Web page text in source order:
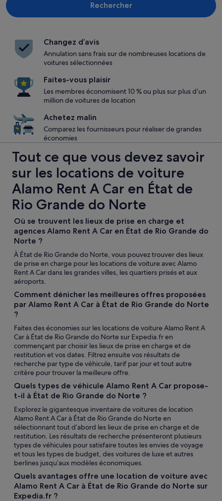
Rechercher
Changez d’avis
Annulation sans frais sur de nombreuses locations de
voitures sélectionnées
Faites-vous plaisir
Les membres économisent 10 % ou plus sur plus d’un
million de voitures de location
Achetez malin
Comparez les fournisseurs pour réaliser de grandes
économies
Tout ce que vous devez savoir
sur les locations de voiture
Alamo Rent A Car en État de
Rio Grande do Norte
Où se trouvent les lieux de prise en charge et
agences Alamo Rent A Car en État de Rio Grande do
Norte ?
À État de Rio Grande do Norte, vous pouvez trouver des lieux
de prise en charge pour les locations de voiture avec Alamo
Rent A Car dans les grandes villes, les quartiers prisés et aux
aéroports.
Comment dénicher les meilleures offres proposées
par Alamo Rent A Car à État de Rio Grande do Norte
?
Faites des économies sur les locations de voiture Alamo Rent A
Car à État de Rio Grande do Norte sur Expedia.fr en
commençant par choisir les lieux de prise en charge et de
restitution et vos dates. Filtrez ensuite vos résultats de
recherche par type de véhicule, tarif par jour et tout autre
critère pour trouver la meilleure offre.
Quels types de véhicule Alamo Rent A Car propose-
t-il à État de Rio Grande do Norte ?
Explorez le gigantesque inventaire de voitures de location
Alamo Rent A Car à État de Rio Grande do Norte en
sélectionnant tout d’abord les lieux de prise en charge et de
restitution. Les résultats de recherche présenteront plusieurs
types de véhicules pour satisfaire toutes les envies de voyage
et tous les types de budget, des voitures de luxe et autres
berlines jusqu’aux modèles économiques.
Quels avantages offre une location de voiture avec
Alamo Rent A Car à État de Rio Grande do Norte sur
Expedia.fr ?